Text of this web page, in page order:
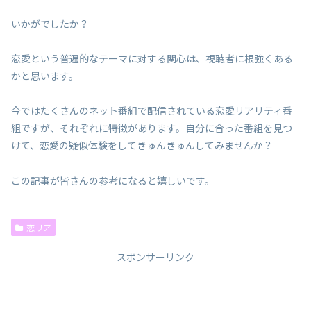
いかがでしたか？
恋愛という普遍的なテーマに対する関心は、視聴者に根強くある
かと思います。
今ではたくさんのネット番組で配信されている恋愛リアリティ番
組ですが、それぞれに特徴があります。自分に合った番組を見つ
けて、恋愛の疑似体験をしてきゅんきゅんしてみませんか？
この記事が皆さんの参考になると嬉しいです。
恋リア
スポンサーリンク